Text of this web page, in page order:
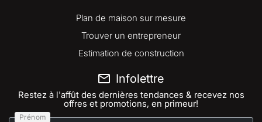
Plan de maison sur mesure
Trouver un entrepreneur
Estimation de construction
Infolettre
Restez à l'affût des dernières tendances & recevez nos
offres et promotions, en primeur!
Prénom